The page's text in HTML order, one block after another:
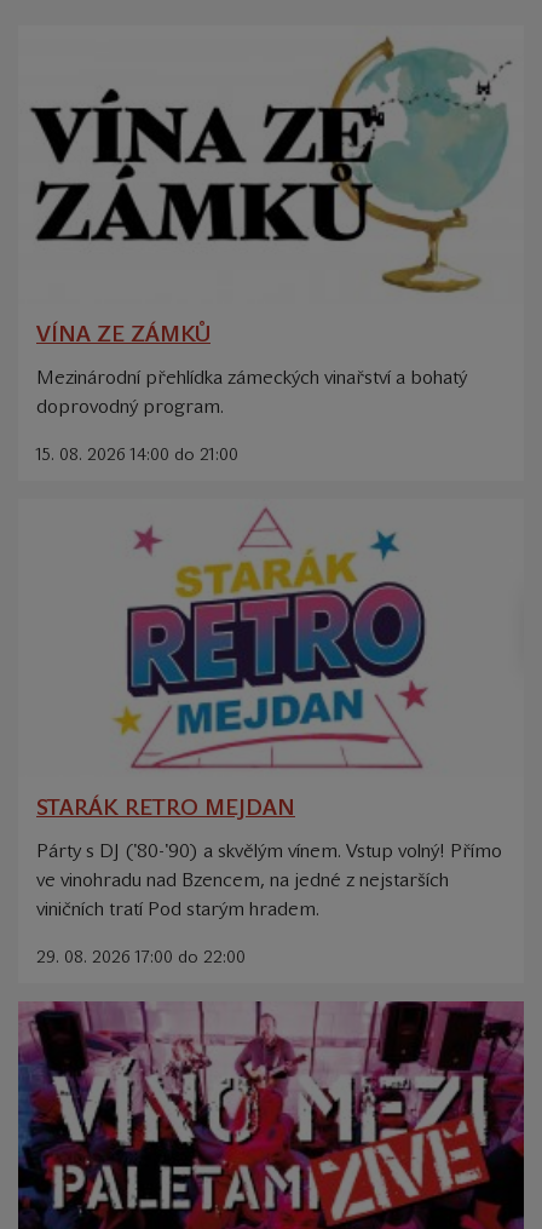
VÍNA ZE ZÁMKŮ
Mezinárodní přehlídka zámeckých vinařství a bohatý
doprovodný program.
15. 08. 2026 14:00 do 21:00
STARÁK RETRO MEJDAN
Párty s DJ ('80-'90) a skvělým vínem. Vstup volný! Přímo
ve vinohradu nad Bzencem, na jedné z nejstarších
viničních tratí Pod starým hradem.
29. 08. 2026 17:00 do 22:00